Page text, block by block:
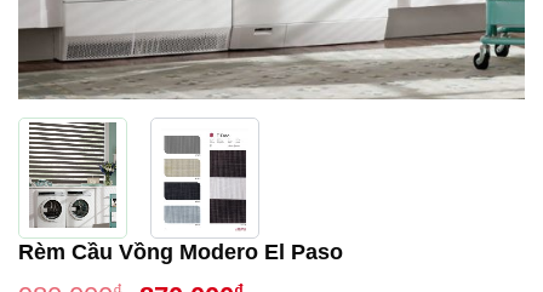
Rèm Cầu Vồng Modero El Paso